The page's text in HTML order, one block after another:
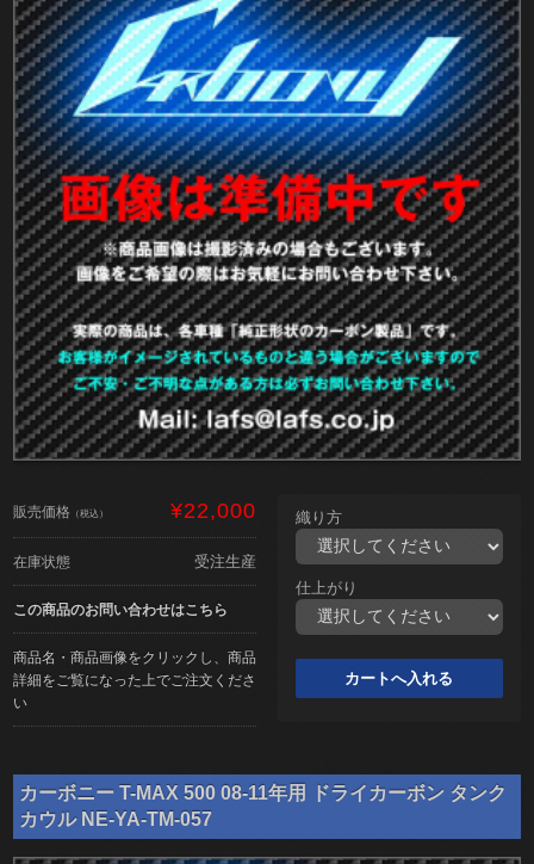
販売価格 （税込） ¥22,000
在庫状態 受注生産
この商品のお問い合わせはこちら
商品名・商品画像をクリックし、商品
詳細をご覧になった上でご注文くださ
い
織り方
仕上がり
カーボニー T-MAX 500 08-11年用 ドライカーボン タンク
カウル NE-YA-TM-057